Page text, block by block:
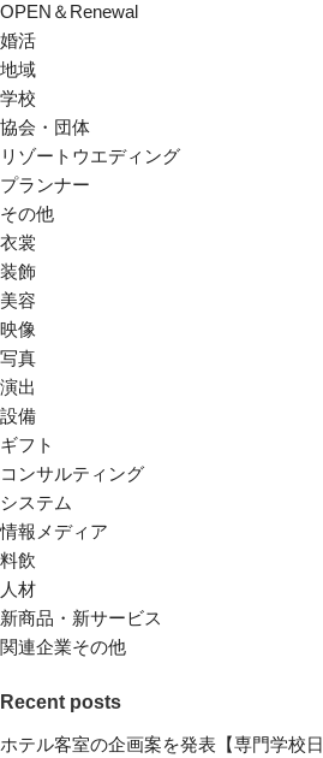
OPEN＆Renewal
婚活
地域
学校
協会・団体
リゾートウエディング
プランナー
その他
衣裳
装飾
美容
映像
写真
演出
設備
ギフト
コンサルティング
システム
情報メディア
料飲
人材
新商品・新サービス
関連企業その他
Recent posts
ホテル客室の企画案を発表【専門学校